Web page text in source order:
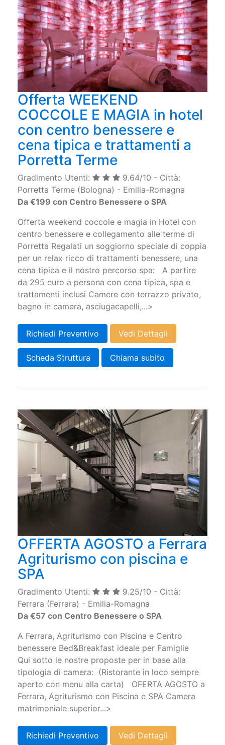
Offerta WEEKEND
COCCOLE E MAGIA in hotel
con centro benessere e
cena tipica e trattamenti a
Porretta Terme
Gradimento Utenti:
9.64/10 - Città:
Porretta Terme (Bologna) - Emilia-Romagna
Da €199 con Centro Benessere o SPA
Offerta weekend coccole e magia in Hotel con
centro benessere e collegamento alle terme di
Porretta Regalati un soggiorno speciale di coppia
per un relax ricco di trattamenti benessere, una
cena tipica e il nostro percorso spa: A partire
da 295 euro a persona con cena tipica, spa e
trattamenti inclusi Camere con terrazzo privato,
bagno in camera, asciugacapelli,...>
Richiedi Preventivo Vedi Dettagli
Scheda Struttura Chiama subito
OFFERTA AGOSTO a Ferrara
Agriturismo con piscina e
SPA
Gradimento Utenti:
9.25/10 - Città:
Ferrara (Ferrara) - Emilia-Romagna
Da €57 con Centro Benessere o SPA
A Ferrara, Agriturismo con Piscina e Centro
benessere Bed&Breakfast ideale per Famiglie
Qui sotto le nostre proposte per in base alla
tipologia di camera: (Ristorante in loco sempre
aperto con menu alla carta) OFERTA AGOSTO a
Ferrara, Agriturismo con Piscina e SPA Camera
matrimoniale superior...>
Richiedi Preventivo Vedi Dettagli